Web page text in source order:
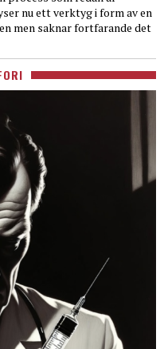
nu ett verktyg i form av en
men saknar fortfarande det